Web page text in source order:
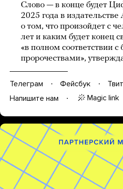
Слово — в конце будет
2025 года в
о том, что произойдет с
лет и каким будет конец
«в полном соответствии
пророчествами»,
Телеграм Фейсбук
Напишите нам
Magic link